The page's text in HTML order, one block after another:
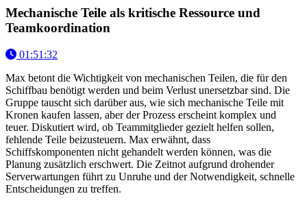
Mechanische Teile als kritische Ressource und
Teamkoordination
01:51:32
Max betont die Wichtigkeit von mechanischen Teilen, die für den
Schiffbau benötigt werden und beim Verlust unersetzbar sind. Die
Gruppe tauscht sich darüber aus, wie sich mechanische Teile mit
Kronen kaufen lassen, aber der Prozess erscheint komplex und
teuer. Diskutiert wird, ob Teammitglieder gezielt helfen sollen,
fehlende Teile beizusteuern. Max erwähnt, dass
Schiffskomponenten nicht gehandelt werden können, was die
Planung zusätzlich erschwert. Die Zeitnot aufgrund drohender
Serverwartungen führt zu Unruhe und der Notwendigkeit, schnelle
Entscheidungen zu treffen.